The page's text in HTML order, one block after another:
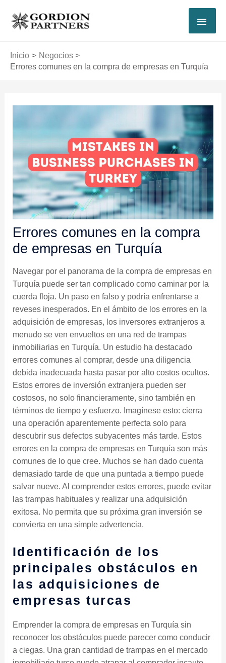
contenido
Inicio
Negocios
Errores comunes en la compra de empresas en Turquía
Errores comunes en la compra
de empresas en Turquía
Navegar por el panorama de la compra de empresas en
Turquía puede ser tan complicado como caminar por la
cuerda floja. Un paso en falso y podría enfrentarse a
reveses inesperados. En el ámbito de los errores en la
adquisición de empresas, los inversores extranjeros a
menudo se ven envueltos en una red de trampas
inmobiliarias en Turquía. Un estudio ha destacado
errores comunes al comprar, desde una diligencia
debida inadecuada hasta pasar por alto costos ocultos.
Estos errores de inversión extranjera pueden ser
costosos, no solo financieramente, sino también en
términos de tiempo y esfuerzo. Imagínese esto: cierra
una operación aparentemente perfecta solo para
descubrir sus defectos subyacentes más tarde. Estos
errores en la compra de empresas en Turquía son más
comunes de lo que cree. Muchos se han dado cuenta
demasiado tarde de que una puntada a tiempo puede
salvar nueve. Al comprender estos errores, puede evitar
las trampas habituales y realizar una adquisición
exitosa. No permita que su próxima gran inversión se
convierta en una simple advertencia.
Identificación de los
principales obstáculos en
las adquisiciones de
empresas turcas
Emprender la compra de empresas en Turquía sin
reconocer los obstáculos puede parecer como conducir
a ciegas. Una gran cantidad de trampas en el mercado